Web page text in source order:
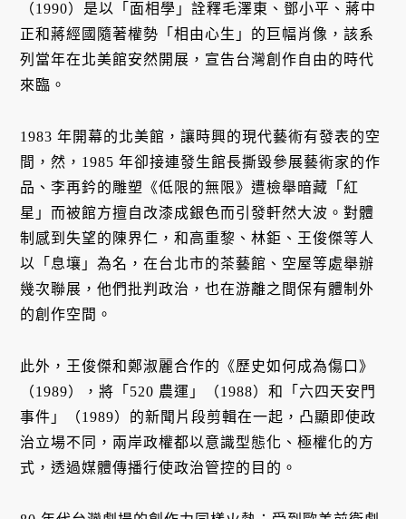
（1990）是以「面相學」詮釋毛澤東、鄧小平、蔣中
正和蔣經國隨著權勢「相由心生」的巨幅肖像，該系
列當年在北美館安然開展，宣告台灣創作自由的時代
來臨。
1983 年開幕的北美館，讓時興的現代藝術有發表的空
間，然，1985 年卻接連發生館長撕毀參展藝術家的作
品、李再鈐的雕塑《低限的無限》遭檢舉暗藏「紅
星」而被館方擅自改漆成銀色而引發軒然大波。對體
制感到失望的陳界仁，和高重黎、林鉅、王俊傑等人
以「息壤」為名，在台北市的茶藝館、空屋等處舉辦
幾次聯展，他們批判政治，也在游離之間保有體制外
的創作空間。
此外，王俊傑和鄭淑麗合作的《歷史如何成為傷口》
（1989），將「520 農運」（1988）和「六四天安門
事件」（1989）的新聞片段剪輯在一起，凸顯即使政
治立場不同，兩岸政權都以意識型態化、極權化的方
式，透過媒體傳播行使政治管控的目的。